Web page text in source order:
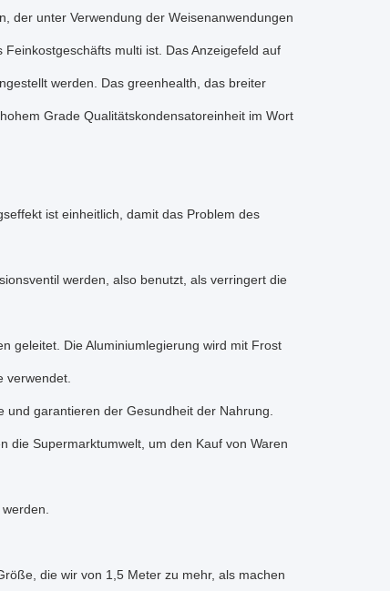
der unter Verwendung der Weisenanwendungen
multi ist. Das Anzeigefeld auf
werden. Das greenhealth, das breiter
Grade Qualitätskondensatoreinheit im Wort
ist einheitlich, damit das Problem des
werden, also benutzt, als verringert die
geleitet. Die Aluminiumlegierung wird mit Frost
verwendet.
garantieren der Gesundheit der Nahrung.
die Supermarktumwelt, um den Kauf von Waren
die wir von 1,5 Meter zu mehr, als machen